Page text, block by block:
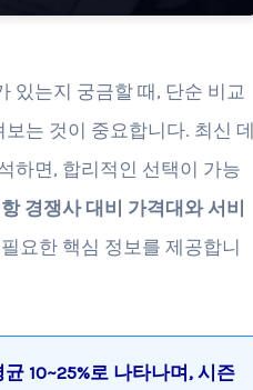
있는지 궁금할 때, 단순 비교
는 것이 중요합니다. 최신 데
하면, 합리적인 선택이 가능
경쟁사 대비 가격대와 서비
요한 핵심 정보를 제공합니
10~25%로 나타나며, 시즌